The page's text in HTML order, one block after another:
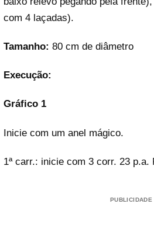
com 4 laçadas).
Tamanho: 80 cm de diâmetro
Execução:
Gráfico 1
Inicie com um anel mágico.
1ª carr.: inicie com 3 corr. 23 p.a.
PUBLICIDADE